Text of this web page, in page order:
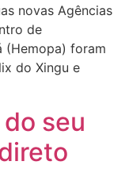
novas Agências
de
(Hemopa) foram
do Xingu e
seu